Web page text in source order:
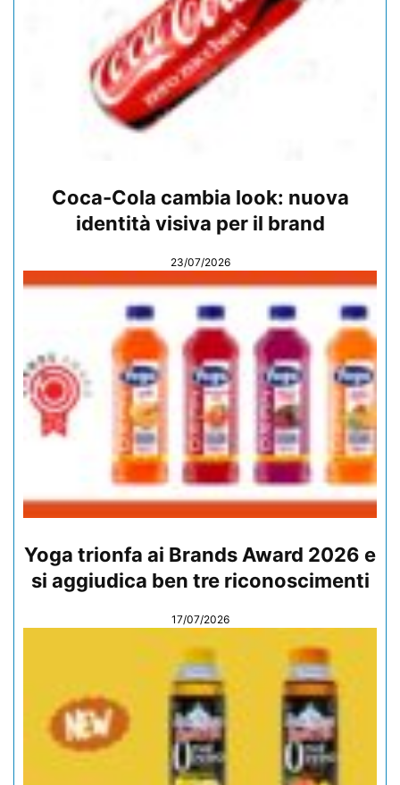
Coca-Cola cambia look: nuova
identità visiva per il brand
23/07/2026
Yoga trionfa ai Brands Award 2026 e
si aggiudica ben tre riconoscimenti
17/07/2026